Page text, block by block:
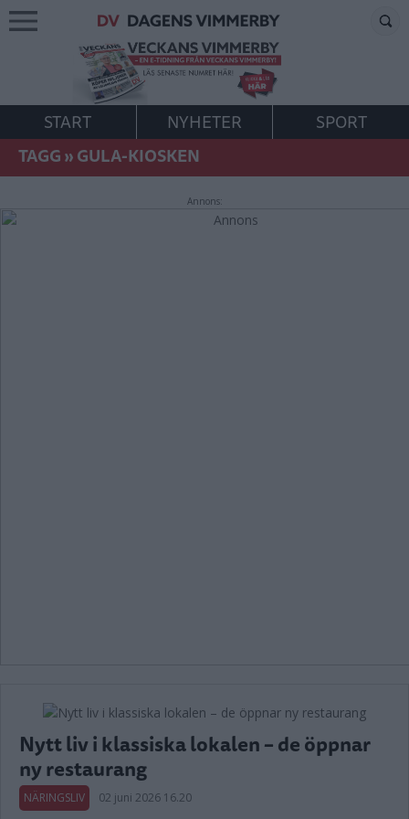
START NYHETER
SPORT
TAGG»GULA-KIOSKEN
Annons:
Nytt liv i klassiska lokalen – de öppnar
ny restaurang
NÄRINGSLIV 02 juni 2026 16.20